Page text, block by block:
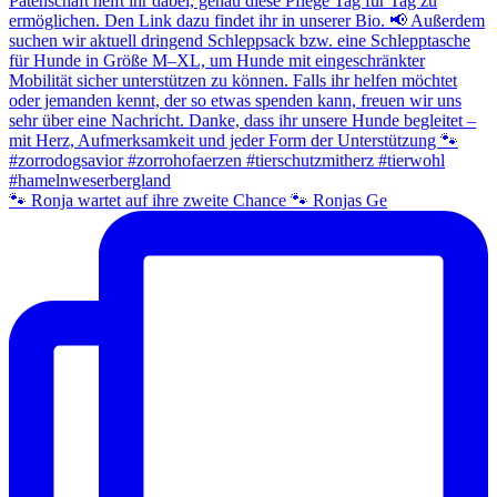
🐾 Ronja wartet auf ihre zweite Chance 🐾 Ronjas Ge